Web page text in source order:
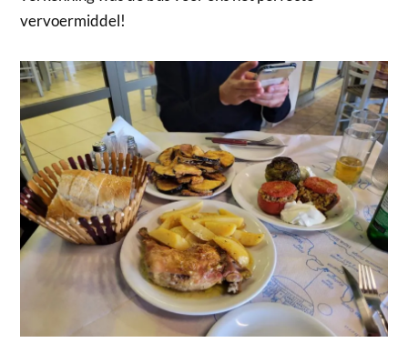
vervoermiddel!